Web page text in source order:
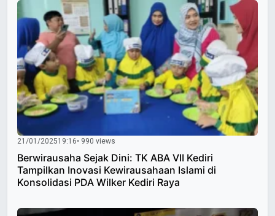
21/01/202519:16• 990 views
Berwirausaha Sejak Dini: TK ABA VII Kediri
Tampilkan Inovasi Kewirausahaan Islami di
Konsolidasi PDA Wilker Kediri Raya